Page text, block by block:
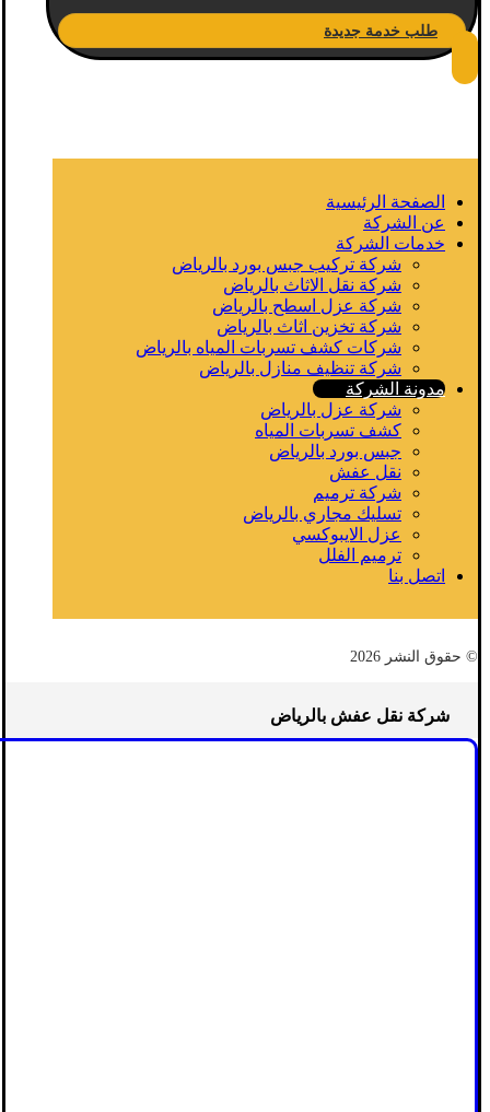
طلب خدمة جديدة
الصفحة الرئيسية
عن الشركة
خدمات الشركة
شركة تركيب جبس بورد بالرياض
شركة نقل الاثاث بالرياض
شركة عزل اسطح بالرياض
شركة تخزين اثاث بالرياض
شركات كشف تسربات المياه بالرياض
شركة تنظيف منازل بالرياض
مدونة الشركة
شركة عزل بالرياض
كشف تسربات المياه
جبس بورد بالرياض
نقل عفش
شركة ترميم
تسليك مجاري بالرياض
عزل الايبوكسي
ترميم الفلل
اتصل بنا
© حقوق النشر 2026
شركة نقل عفش بالرياض